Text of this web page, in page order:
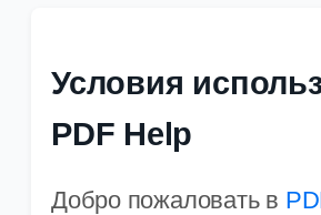
Условия
PDF Help
Добро пожаловать в